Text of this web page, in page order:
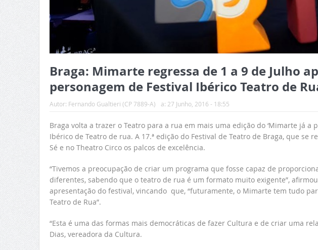
Braga: Mimarte regressa de 1 a 9 de Julho
personagem de Festival Ibérico Teatro de
Autor: Fernando Gualtieri (CP 7889-A) a: 27 Junho, 2016 - 18:55
Braga volta a trazer o Teatro para a rua em mais uma edição do ‘Mimarte já a
Ibérico de Teatro de rua. A 17.ª edição do Festival de Teatro de Braga, que se
Sé e no Theatro Circo os palcos de excelência.
“Tivemos a preocupação de criar um programa que fosse capaz de
diferentes, sabendo que o teatro de rua é um formato muito exigente”,
apresentação do festival, vincando que, “futuramente, o Mimarte tem tudo
Teatro de Rua”.
“Esta é uma das formas mais democráticas de fazer Cultura e de criar uma
Dias, vereadora da Cultura.